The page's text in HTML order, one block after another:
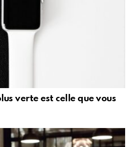
verte est celle que vous